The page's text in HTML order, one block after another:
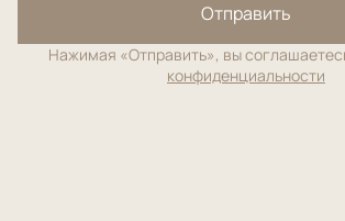
Отправить
Нажимая «Отправить», вы
конфиденциальности